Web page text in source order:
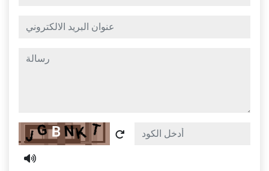
عنوان البريد الالكتروني
رسالة
Captcha